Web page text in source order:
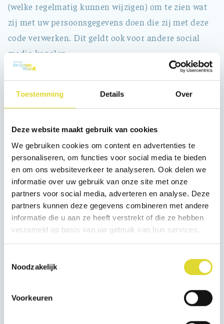
Toestemming Details Over
Deze website maakt gebruik van cookies
We gebruiken cookies om content en advertenties te
personaliseren, om functies voor social media te bieden
en om ons websiteverkeer te analyseren. Ook delen we
informatie over uw gebruik van onze site met onze
partners voor social media, adverteren en analyse. Deze
partners kunnen deze gegevens combineren met andere
informatie die u aan ze heeft verstrekt of die ze hebben
verzameld op basis van uw gebruik van hun services.
Noodzakelijk
Voorkeuren
(welke regelmatig kunnen wijzigen) om te zien wat
zij met uw persoonsgegevens doen die zij met deze
code verwerken. Dit geldt ook voor andere social
media kanalen.
Nieuwsbrief
Wij bieden een nieuwsbrief aan waarmee wij
geïnteresseerden willen informeren over nieuws op
en aanverwante zaken. Uw e-mailadres wordt alleen
met uw expliciete toestemming toegevoegd aan de
lijst van abonnees. Iedere nieuwsbrief bevat een link
waarmee u zich kunt afmelden. Het
abonneebestand van de nieuwsbrief wordt niet aan
derden verstrekt.
Wachtlijst
staande of komende objecten, gebruiken wij uw e-
de website invult of ons een e-mail stuurt, dan